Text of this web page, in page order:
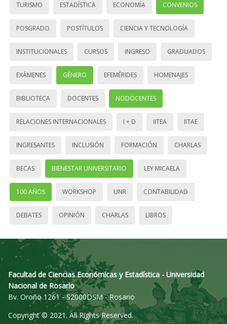
TURISMO ESTADÍSTICA ECONOMÍA CONVENIOS
POSGRADO POSTÍTULOS CIENCIA Y TECNOLOGÍA
INSTITUCIONALES CURSOS INGRESO GRADUADOS
EXÁMENES GÉNERO EFEMÉRIDES HOMENAJES
BIBLIOTECA DOCENTES NODOCENTES
RELACIONES INTERNACIONALES I + D IITEA IITAE
INGRESANTES INCLUSIÓN FORMACIÓN CHARLAS
BECAS BIENESTAR UNIVERSITARIO LEY MICAELA
100 AÑOS WORKSHOP UNR CONTABILIDAD
DEBATES OPINIÓN CHARLAS LIBROS
Facultad de Ciencias Económicas y Estadística - Universidad
Nacional de Rosario
Bv. Oroño 1261 - S2000DSM - Rosario
Copyright © 2021. All Rights Reserved.